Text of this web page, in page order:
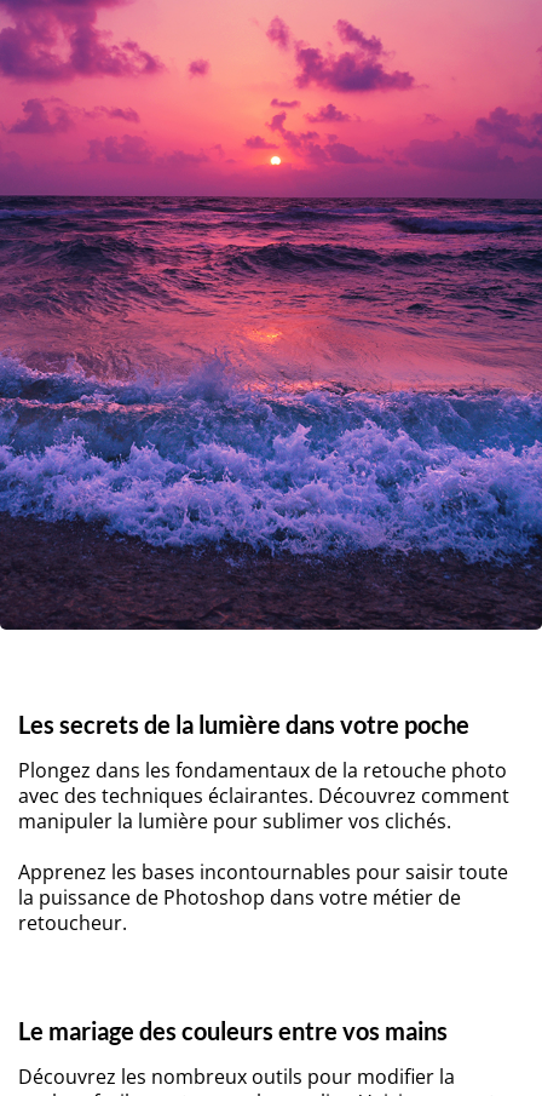
Les secrets de la lumière dans votre poche
Plongez dans les fondamentaux de la retouche photo
avec des techniques éclairantes. Découvrez comment
manipuler la lumière pour sublimer vos clichés.
Apprenez les bases incontournables pour saisir toute
la puissance de Photoshop dans votre métier de
retoucheur.
Le mariage des couleurs entre vos mains
Découvrez les nombreux outils pour modifier la